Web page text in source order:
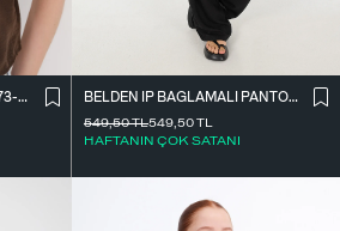
KISA KOLLU GÖMLEK G16773-Z8
BELDEN İ̇P BAĞLAMALI PANTOLON PN16372-İ6
549,50TL
HAFTANIN ÇOK SATANI
549,50TL